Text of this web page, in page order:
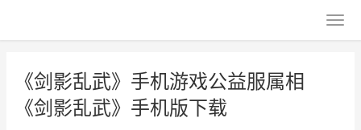
《剑影乱武》手机游戏公益服属相
《剑影乱武》手机版下载